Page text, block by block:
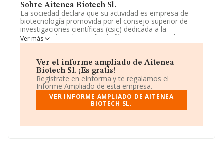
Sobre Aitenea Biotech Sl.
La sociedad declara que su actividad es empresa de
biotecnología promovida por el consejo superior de
investigaciones científicas (csic) dedicada a la
investigación y desarrollo de fármacos, materiales y
compuestos químicos. La sociedad está inscrita en el
actividad de referencia CNAE corresponde a '%cnae%',
cuyo Código es 7210. La compañía no tiene actividad en
mercados exteriores.
Ha contado con el mismo número de profesionales y
atendiendo a los datos disponibles en INFORMA, ese
número ha estado por encima de la media de sector.
Acerca de la información en los distintos rankings: la
Ver más
Ver el informe ampliado de Aitenea
Biotech Sl. ¡Es gratis!
Regístrate en eInforma y te regalamos el
Informe Ampliado de esta empresa.
VER INFORME AMPLIADO DE AITENEA
BIOTECH SL.